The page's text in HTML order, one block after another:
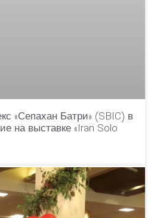
«Сепахан Батри» (SBIC) в
на выставке «Iran Solo